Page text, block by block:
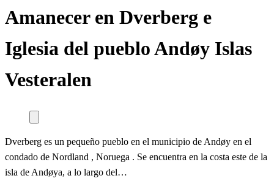
Amanecer en Dverberg e
Iglesia del pueblo Andøy Islas
Vesteralen
Dverberg es un pequeño pueblo en el municipio de Andøy en el
condado de Nordland , Noruega . Se encuentra en la costa este de la
isla de Andøya, a lo largo del…